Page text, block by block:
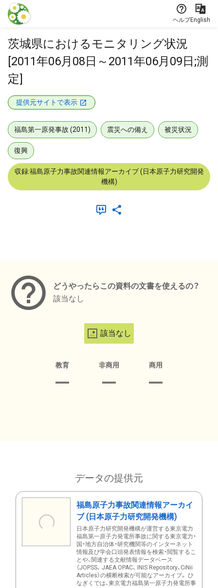
本文に飛ぶ
ヘルプEnglish
茨城県におけるモニタリング状況
[2011年06月08日～2011年06月09日;測
定]
提供元サイトで表示
福島第一原発事故 (2011) 震災への備え 被災状況
復興
収録:福島原子力事故関連情報アーカイブ (日本原子力研究開発
機構)
どうやったらこの資料の文書を使えるの？
該当なし
該当なし
教育 非商用 商用
データの提供元
福島原子力事故関連情報アーカイ
ブ (日本原子力研究開発機構)
日本原子力研究開発機構が運営する東京電力
福島第一原子力発電所事故に関する東京電力・
国・地方自治体・研究機関等のインターネット
情報及び学会口頭発表情報を検索・閲覧するこ
とや、関連する文献情報データベース
（JOPSS、 JAEA OPAC、 INIS Repository、CiNii
Articles）の横断検索が可能なアーカイブ。 ひ
なぎくでは、東京電力福島第一原子力発電所事